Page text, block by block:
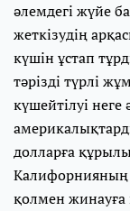
әлемдегі жүйе
жеткізудің
күшін ұстап
тәрізді түрлі
күшейтілуі неге
долларға
Калифорнияның
қолмен жинауға